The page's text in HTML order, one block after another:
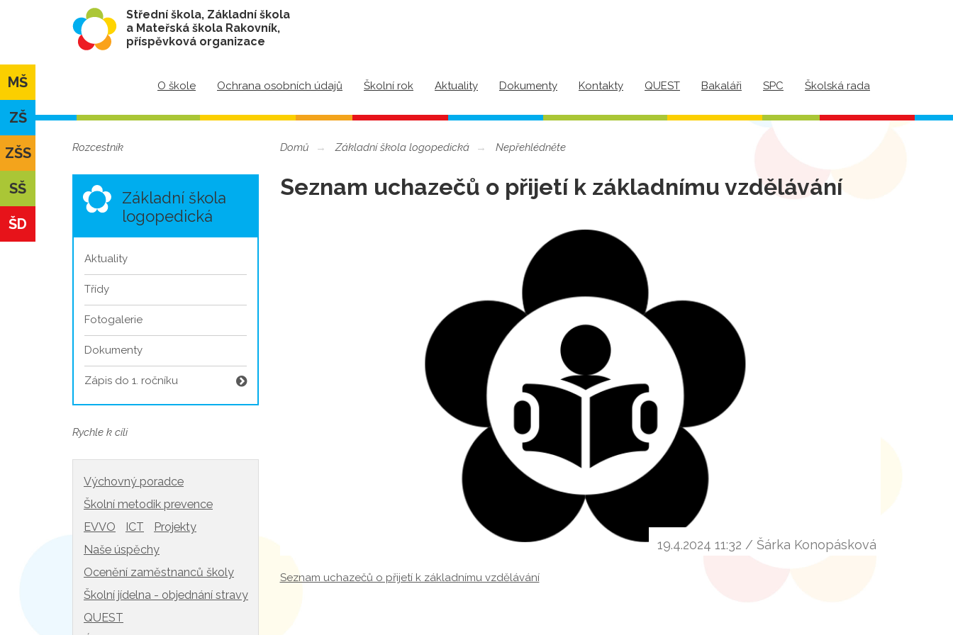
Střední škola, Základní škola
a Mateřská škola Rakovník,
příspěvková organizace
O škole Ochrana osobních údajů Školní rok Aktuality Dokumenty Kontakty QUEST Bakaláři SPC Školská rada
MŠ
ZŠ
ZŠS
SŠ
ŠD
Rozcestník
Základní škola
logopedická
Aktuality
Třídy
Fotogalerie
Dokumenty
Zápis do 1. ročníku
Rychle k cíli
Výchovný poradce
Školní metodik prevence
EVVO
ICT
Projekty
Naše úspěchy
Ocenění zaměstnanců školy
Školní jídelna - objednání stravy
QUEST
Domů Základní škola logopedická Nepřehlédněte
Seznam uchazečů o přijetí k základnímu vzdělávání
19.4.2024 11:32 / Šárka Konopásková
Seznam uchazečů o přijetí k základnímu vzdělávání